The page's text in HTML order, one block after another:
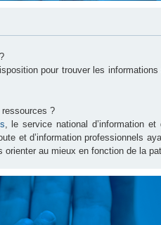
pour trouver les
ressources ?
, le service national d’information
et d’information professionnels
orienter au mieux en fonction de la